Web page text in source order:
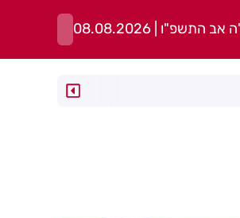
התשפ"ו | 08.08.2026